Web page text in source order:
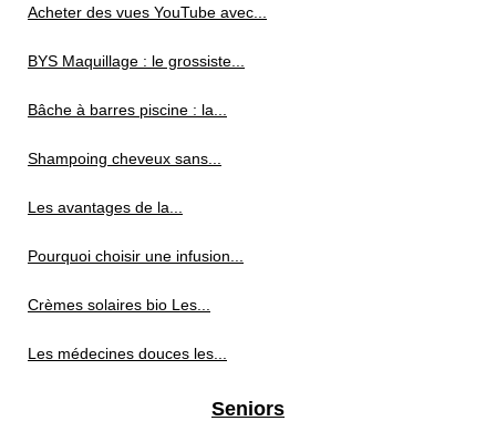
Acheter des vues YouTube avec...
BYS Maquillage : le grossiste...
Bâche à barres piscine : la...
Shampoing cheveux sans...
Les avantages de la...
Pourquoi choisir une infusion...
Crèmes solaires bio Les...
Les médecines douces les...
Seniors